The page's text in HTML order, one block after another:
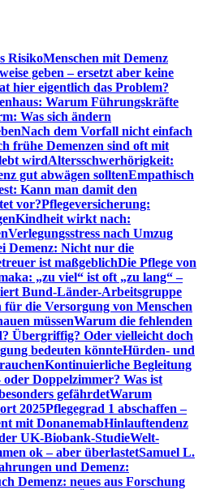
RisikoMenschen mit Demenz
geben – ersetzt aber keine
hier eigentlich das Problem?
Warum Führungskräfte
Was sich ändern
Nach dem Vorfall nicht einfach
frühe Demenzen sind oft mit
wirdAltersschwerhörigkeit:
gut abwägen solltenEmpathisch
Kann man damit den
vor?Pflegeversicherung:
Kindheit wirkt nach:
Verlegungsstress nach Umzug
Demenz: Nicht nur die
ist maßgeblichDie Pflege von
„zu viel“ ist oft „zu lang“ –
Bund-Länder-Arbeitsgruppe
die Versorgung von Menschen
müssenWarum die fehlenden
Übergriffig? Oder vielleicht doch
bedeuten könnteHürden- und
Kontinuierliche Begleitung
oder Doppelzimmer? Was ist
gefährdetWarum
2025Pflegegrad 1 abschaffen –
mit DonanemabHinlauftendenz
UK-Biobank-StudieWelt-
ok – aber überlastetSamuel L.
und Demenz:
Demenz: neues aus Forschung